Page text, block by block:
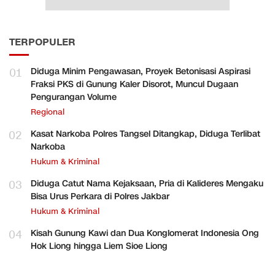
TERPOPULER
01
Diduga Minim Pengawasan, Proyek Betonisasi Aspirasi
Fraksi PKS di Gunung Kaler Disorot, Muncul Dugaan
Pengurangan Volume
Regional
02
Kasat Narkoba Polres Tangsel Ditangkap, Diduga Terlibat
Narkoba
Hukum & Kriminal
03
Diduga Catut Nama Kejaksaan, Pria di Kalideres Mengaku
Bisa Urus Perkara di Polres Jakbar
Hukum & Kriminal
04
Kisah Gunung Kawi dan Dua Konglomerat Indonesia Ong
Hok Liong hingga Liem Sioe Liong